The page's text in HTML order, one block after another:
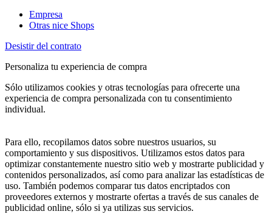
Empresa
Otras nice Shops
Desistir del contrato
Personaliza tu experiencia de compra
Sólo utilizamos cookies y otras tecnologías para ofrecerte una
experiencia de compra personalizada con tu consentimiento
individual.
Para ello, recopilamos datos sobre nuestros usuarios, su
comportamiento y sus dispositivos. Utilizamos estos datos para
optimizar constantemente nuestro sitio web y mostrarte publicidad y
contenidos personalizados, así como para analizar las estadísticas de
uso. También podemos comparar tus datos encriptados con
proveedores externos y mostrarte ofertas a través de sus canales de
publicidad online, sólo si ya utilizas sus servicios.